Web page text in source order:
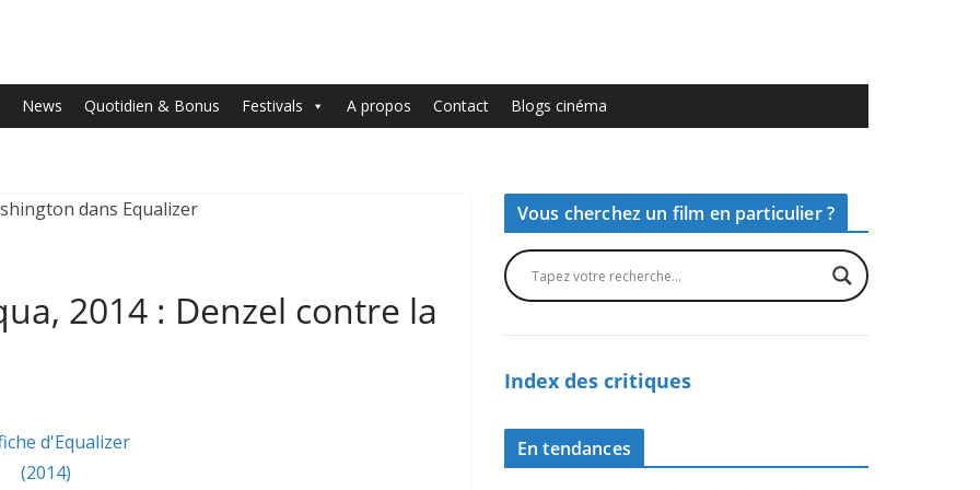
News Quotidien & Bonus Festivals A propos Contact Blogs cinéma
2014 : Denzel contre la
Vous cherchez un film en particulier ?
Index des critiques
En tendances